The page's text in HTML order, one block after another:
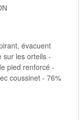
évacuent
sur les orteils -
pied renforcé -
coussinet - 76%